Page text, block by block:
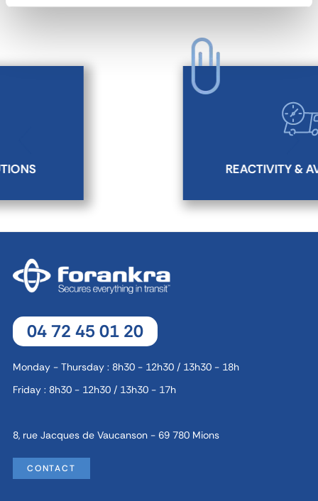
REACTIVITY & AVAILABILITY
04 72 45 01 20
Monday - Thursday : 8h30 - 12h30 / 13h30 - 18h
Friday : 8h30 - 12h30 / 13h30 - 17h
8, rue Jacques de Vaucanson - 69 780 Mions
CONTACT